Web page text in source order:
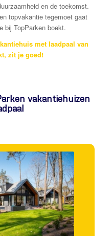
en de toekomst.
topvakantie tegemoet gaat
bij TopParken boekt.
met laadpaal van
zit je goed!
vakantiehuizen